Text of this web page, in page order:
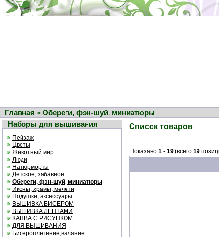
Главная » Обереги, фэн-шуй, миниатюры
Наборы для вышивания
Пейзаж
Цветы
Животный мир
Люди
Натюрморты
Детское, забавное
Обереги, фэн-шуй, миниатюры
Иконы, храмы, мечети
Подушки, аксессуары
ВЫШИВКА БИСЕРОМ
ВЫШИВКА ЛЕНТАМИ
КАНВА С РИСУНКОМ
ДЛЯ ВЫШИВАНИЯ
Бисероплетение,валяние
Список товаров
Показано 1 - 19 (всего 19